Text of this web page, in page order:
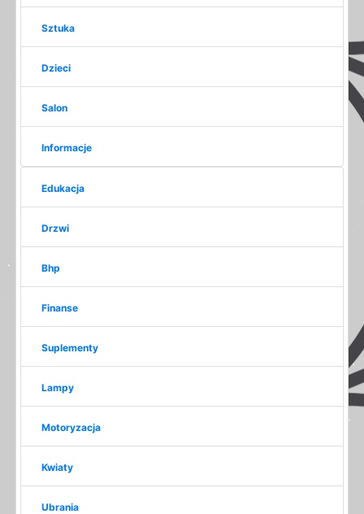
Sztuka
Dzieci
Salon
Informacje
Edukacja
Drzwi
Bhp
Finanse
Suplementy
Lampy
Motoryzacja
Kwiaty
Ubrania